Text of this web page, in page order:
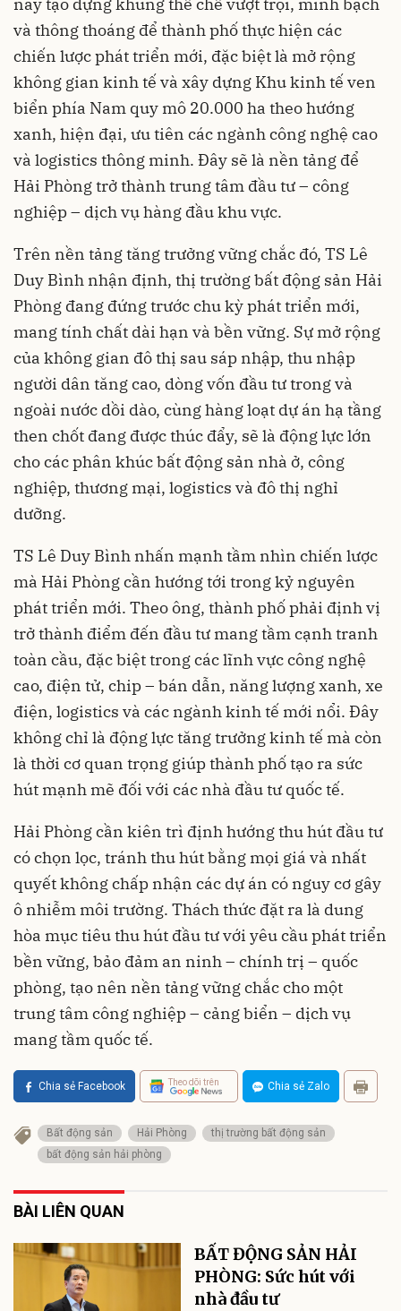
này tạo dựng khung thể chế vượt trội, minh bạch
và thông thoáng để thành phố thực hiện các
chiến lược phát triển mới, đặc biệt là mở rộng
không gian kinh tế và xây dựng Khu kinh tế ven
biển phía Nam quy mô 20.000 ha theo hướng
xanh, hiện đại, ưu tiên các ngành công nghệ cao
và logistics thông minh. Đây sẽ là nền tảng để
Hải Phòng trở thành trung tâm đầu tư – công
nghiệp – dịch vụ hàng đầu khu vực.
Trên nền tảng tăng trưởng vững chắc đó, TS Lê
Duy Bình nhận định, thị trường bất động sản Hải
Phòng đang đứng trước chu kỳ phát triển mới,
mang tính chất dài hạn và bền vững. Sự mở rộng
của không gian đô thị sau sáp nhập, thu nhập
người dân tăng cao, dòng vốn đầu tư trong và
ngoài nước dồi dào, cùng hàng loạt dự án hạ tầng
then chốt đang được thúc đẩy, sẽ là động lực lớn
cho các phân khúc bất động sản nhà ở, công
nghiệp, thương mại, logistics và đô thị nghỉ
dưỡng.
TS Lê Duy Bình nhấn mạnh tầm nhìn chiến lược
mà Hải Phòng cần hướng tới trong kỷ nguyên
phát triển mới. Theo ông, thành phố phải định vị
trở thành điểm đến đầu tư mang tầm cạnh tranh
toàn cầu, đặc biệt trong các lĩnh vực công nghệ
cao, điện tử, chip – bán dẫn, năng lượng xanh, xe
điện, logistics và các ngành kinh tế mới nổi. Đây
không chỉ là động lực tăng trưởng kinh tế mà còn
là thời cơ quan trọng giúp thành phố tạo ra sức
hút mạnh mẽ đối với các nhà đầu tư quốc tế.
Hải Phòng cần kiên trì định hướng thu hút đầu tư
có chọn lọc, tránh thu hút bằng mọi giá và nhất
quyết không chấp nhận các dự án có nguy cơ gây
ô nhiễm môi trường. Thách thức đặt ra là dung
hòa mục tiêu thu hút đầu tư với yêu cầu phát triển
bền vững, bảo đảm an ninh – chính trị – quốc
phòng, tạo nên nền tảng vững chắc cho một
trung tâm công nghiệp – cảng biển – dịch vụ
mang tầm quốc tế.
Chia sẻ Facebook Theo dõi trên Chia sẻ Zalo
Bất động sản Hải Phòng
thị trường bất động sản
bất động sản hải phòng
BÀI LIÊN QUAN
BẤT ĐỘNG SẢN HẢI
PHÒNG: Sức hút với
nhà đầu tư